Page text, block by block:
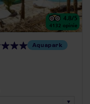
4.8/5
4132 opinie
Aquapark